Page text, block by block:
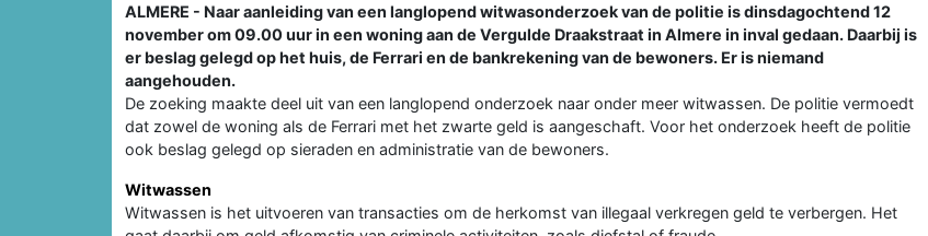
ALMERE - Naar aanleiding van een langlopend witwasonderzoek van de politie is dinsdagochtend 12
november om 09.00 uur in een woning aan de Vergulde Draakstraat in Almere in inval gedaan. Daarbij is
er beslag gelegd op het huis, de Ferrari en de bankrekening van de bewoners. Er is niemand
aangehouden.
De zoeking maakte deel uit van een langlopend onderzoek naar onder meer witwassen. De politie vermoedt
dat zowel de woning als de Ferrari met het zwarte geld is aangeschaft. Voor het onderzoek heeft de politie
ook beslag gelegd op sieraden en administratie van de bewoners.
Witwassen
Witwassen is het uitvoeren van transacties om de herkomst van illegaal verkregen geld te verbergen. Het